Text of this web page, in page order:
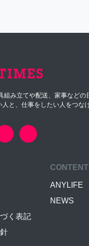
組み立てや配送、家事などの
と、仕事をしたい人をつな
く表記
ANYLIFE
NEWS